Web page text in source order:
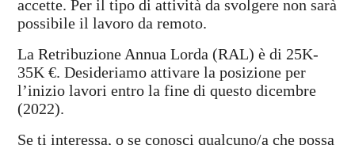
accette. Per il tipo di attività da svolgere non sarà
possibile il lavoro da remoto.
La Retribuzione Annua Lorda (RAL) è di 25K-
35K €. Desideriamo attivare la posizione per
l’inizio lavori entro la fine di questo dicembre
(2022).
Se ti interessa, o se conosci qualcuno/a che possa